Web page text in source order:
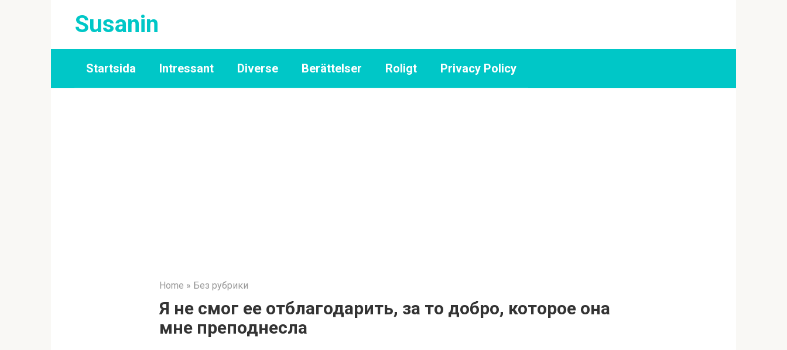
Susanin
Startsida Intressant Diverse Berättelser Roligt Privacy Policy
Home » Без рубрики
Я не смог ее отблагодарить, за то добро, которое она
мне преподнесла